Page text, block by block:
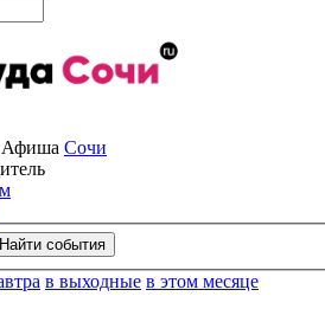
Афиша Сочи
в выходные в этом месяце